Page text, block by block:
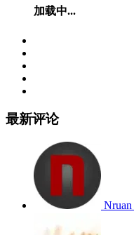
加载中...
最新评论
Nruan